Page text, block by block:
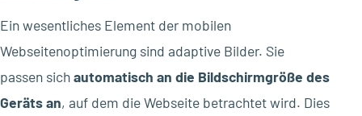
Ein wesentliches Element der mobilen
Webseitenoptimierung sind adaptive Bilder. Sie
passen sichautomatisch an die Bildschirmgröße des
Geräts an, auf dem die Webseite betrachtet wird. Dies